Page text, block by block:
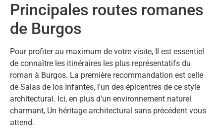
Principales routes romanes
de Burgos
Pour profiter au maximum de votre visite, Il est essentiel
de connaître les itinéraires les plus représentatifs du
roman à Burgos. La première recommandation est celle
de Salas de los Infantes, l'un des épicentres de ce style
architectural. Ici, en plus d'un environnement naturel
charmant, Un héritage architectural sans précédent vous
attend.